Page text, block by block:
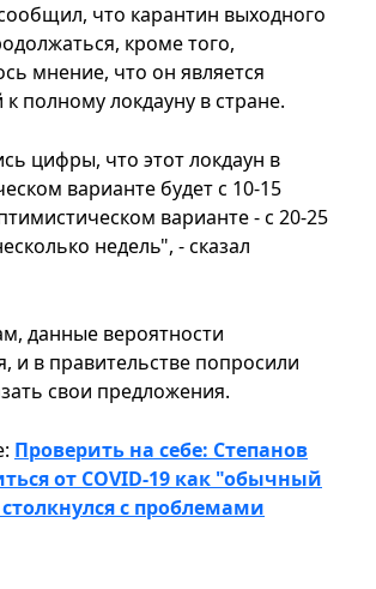
что карантин выходного
кроме того,
мнение, что он является
к полному локдауну в стране.
цифры, что этот локдаун в
варианте будет с 10-15
варианте - с 20-25
недель", - сказал
данные вероятности
и в правительстве попросили
свои предложения.
Проверить на себе: Степанов
от COVID-19 как "обычный
с проблемами